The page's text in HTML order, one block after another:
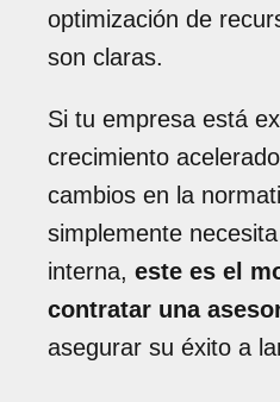
optimización de
son claras.
Si tu empresa está
crecimiento
cambios en la
simplemente
interna, este es el
contratar una
asegurar su éxito a